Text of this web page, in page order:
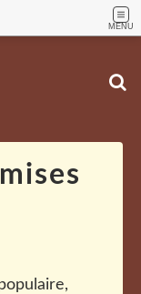
MENU